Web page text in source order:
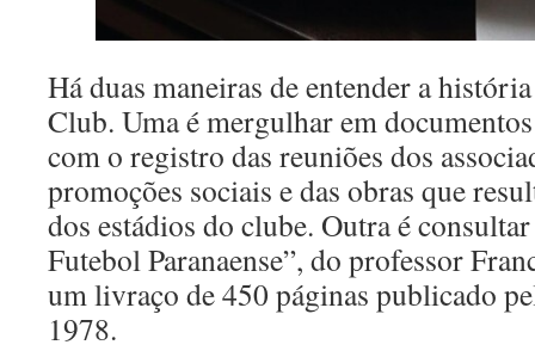
Há duas maneiras de entender a
Club. Uma é mergulhar em
com o registro das reuniões dos
promoções sociais e das obras que
dos estádios do clube. Outra é
Futebol Paranaense”, do professor
um livraço de 450 páginas publicado
1978.